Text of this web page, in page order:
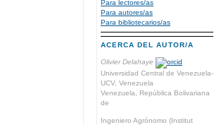
Para lectores/as
Para autores/as
Para bibliotecarios/as
ACERCA DEL AUTOR/A
Olivier Delahaye
Universidad Central de Venezuela-
UCV, Venezuela
Venezuela, República Bolivariana
de
Ingeniero Agrónomo (Institut